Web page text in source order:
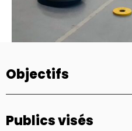
Objectifs
Publics visés